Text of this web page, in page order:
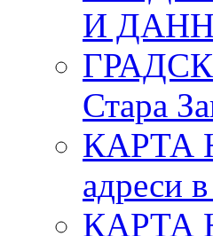
И
Стара
КАРТА
адреси
КАРТА